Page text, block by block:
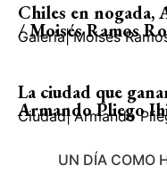
Chiles en nogada,
/ Moisés Ramos
Galería| Moisés
La ciudad que
Armando Pliego
Ciudad| Armando
UN DÍA COMO